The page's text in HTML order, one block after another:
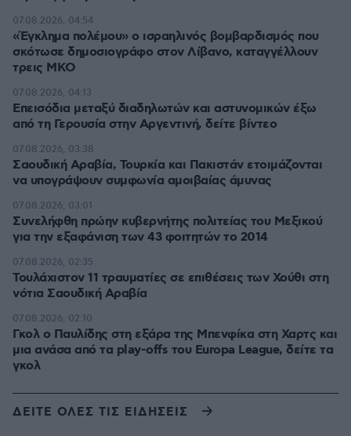
«Έγκλημα πολέμου» ο ισραηλινός βομβαρδισμός που
σκότωσε δημοσιογράφο στον Λίβανο, καταγγέλλουν
τρεις ΜΚΟ
07.08.2026, 04:54
Επεισόδια μεταξύ διαδηλωτών και αστυνομικών έξω
από τη Γερουσία στην Αργεντινή, δείτε βίντεο
07.08.2026, 04:13
Σαουδική Αραβία, Τουρκία και Πακιστάν ετοιμάζονται
να υπογράψουν συμφωνία αμοιβαίας άμυνας
07.08.2026, 03:38
Συνελήφθη πρώην κυβερνήτης πολιτείας του Μεξικού
για την εξαφάνιση των 43 φοιτητών το 2014
07.08.2026, 03:01
Τουλάχιστον 11 τραυματίες σε επιθέσεις των Χούθι στη
νότια Σαουδική Αραβία
07.08.2026, 02:35
Γκολ ο Παυλίδης στη εξάρα της Μπενφίκα στη Χαρτς και
μια ανάσα από τα play-offs του Europa League, δείτε τα
γκολ
07.08.2026, 02:10
ΔΕΙΤΕ ΟΛΕΣ ΤΙΣ ΕΙΔΗΣΕΙΣ